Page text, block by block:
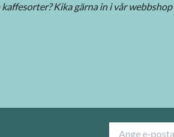
Kika gärna in i vår